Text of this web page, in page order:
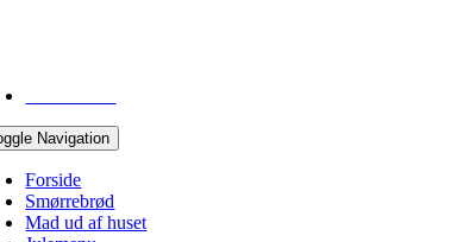
Navigation
Forside
Smørrebrød
Mad ud af huset